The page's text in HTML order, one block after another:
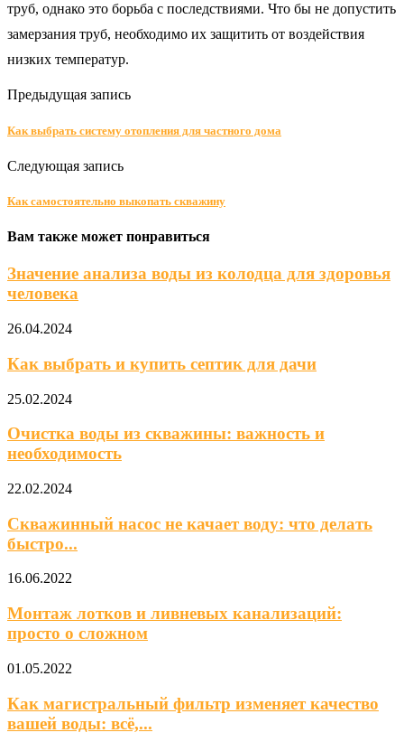
труб, однако это борьба с последствиями. Что бы не допустить
замерзания труб, необходимо их защитить от воздействия
низких температур.
Предыдущая запись
Как выбрать систему отопления для частного дома
Следующая запись
Как самостоятельно выкопать скважину
Вам также может понравиться
Значение анализа воды из колодца для здоровья
человека
26.04.2024
Как выбрать и купить септик для дачи
25.02.2024
Очистка воды из скважины: важность и
необходимость
22.02.2024
Скважинный насос не качает воду: что делать
быстро...
16.06.2022
Монтаж лотков и ливневых канализаций:
просто о сложном
01.05.2022
Как магистральный фильтр изменяет качество
вашей воды: всё,...